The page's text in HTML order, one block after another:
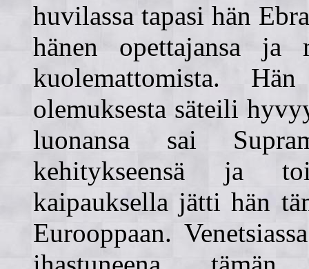
huvilassa tapasi hän
hänen opettajansa
kuolemattomista.
olemuksesta säteili
luonansa sai
kehitykseensä ja
kaipauksella jätti hän
Eurooppaan.